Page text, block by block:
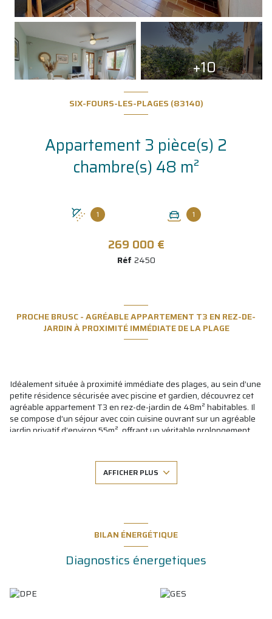
+10
SIX-FOURS-LES-PLAGES (83140)
Appartement 3 pièce(s) 2
chambre(s) 48 m²
1 1
269 000 €
Réf 2450
PROCHE BRUSC - AGRÉABLE APPARTEMENT T3 EN REZ-DE-
JARDIN À PROXIMITÉ IMMÉDIATE DE LA PLAGE
Idéalement située à proximité immédiate des plages, au sein d’une
petite résidence sécurisée avec piscine et gardien, découvrez cet
agréable appartement T3 en rez-de-jardin de 48m² habitables. Il
se compose d’un séjour avec coin cuisine ouvrant sur un agréable
jardin privatif d’environ 55m², offrant un véritable prolongement
envies. Son emplacement constitue un véritable atout : accès
rapide aux plages ainsi qu’à la piste cyclable reliant Le Brusc à
Sanary-sur-Mer. Le bien est vendu avec une place de
projections réalisées en home staging virtuel pour présenter des
idées d'aménagement.
Les informations sur les risques auxquels ce bien est exposé sont
disponibles sur le site Géorisques
AFFICHER PLUS
BILAN ÉNERGÉTIQUE
Diagnostics énergetiques